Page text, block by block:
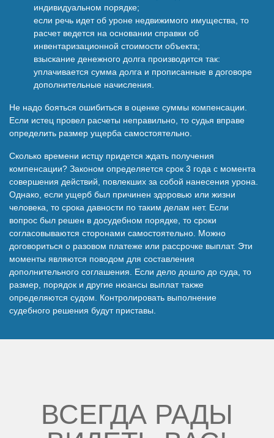
индивидуальном порядке;
если речь идет об уроне недвижимого имущества, то
расчет ведется на основании справки об
инвентаризационной стоимости объекта;
взыскание денежного долга производится так:
уплачивается сумма долга и прописанные в договоре
дополнительные начисления.
Не надо бояться ошибиться в оценке суммы компенсации.
Если истец провел расчеты неправильно, то судья вправе
определить размер ущерба самостоятельно.
Сколько времени истцу придется ждать получения
компенсации? Законом определяется срок 3 года с момента
совершения действий, повлекших за собой нанесения урона.
Однако, если ущерб был причинен здоровью или жизни
человека, то срока давности по таким делам нет. Если
вопрос был решен в досудебном порядке, то сроки
согласовываются сторонами самостоятельно. Можно
договориться о разовом платеже или рассрочке выплат. Эти
моменты являются поводом для составления
дополнительного соглашения. Если дело дошло до суда, то
размер, порядок и другие нюансы выплат также
определяются судом. Контролировать выполнение
судебного решения будут приставы.
ВСЕГДА РАДЫ